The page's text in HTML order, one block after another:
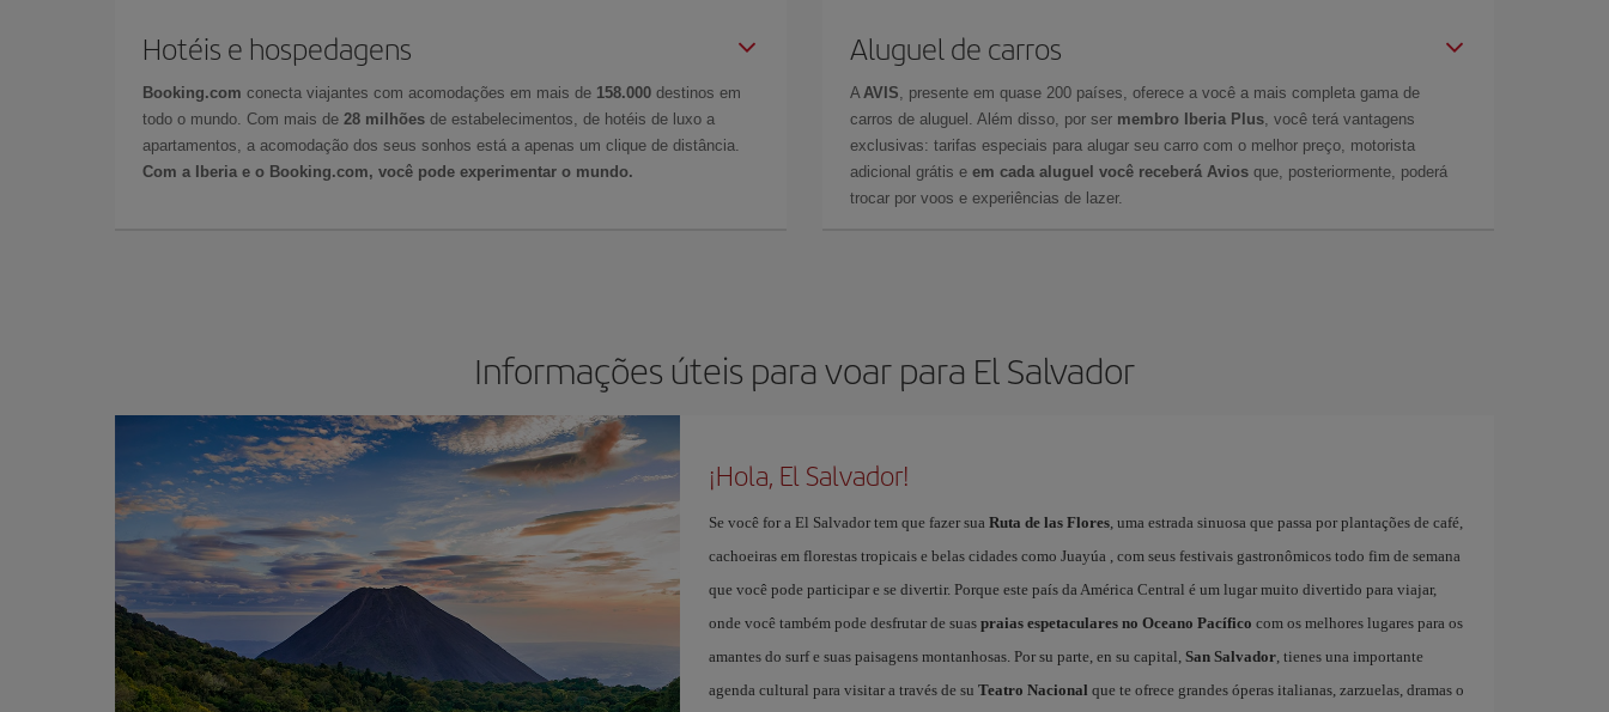
Hotéis e hospedagens
Booking.com conecta viajantes com acomodações em mais de 158.000 destinos em
todo o mundo. Com mais de 28 milhões de estabelecimentos, de hotéis de luxo a
apartamentos, a acomodação dos seus sonhos está a apenas um clique de distância.
Com a Iberia e o Booking.com, você pode experimentar o mundo.
Aluguel de carros
A AVIS , presente em quase 200 países, oferece a você a mais completa gama de
carros de aluguel. Além disso, por ser membro Iberia Plus , você terá vantagens
exclusivas: tarifas especiais para alugar seu carro com o melhor preço, motorista
adicional grátis e em cada aluguel você receberá Avios que, posteriormente, poderá
trocar por voos e experiências de lazer.
Informações úteis para voar para El Salvador
¡Hola, El Salvador!
Se você for a El Salvador tem que fazer sua Ruta de las Flores, uma estrada sinuosa que passa por plantações de café,
cachoeiras em florestas tropicais e belas cidades como Juayúa , com seus festivais gastronômicos todo fim de semana
que você pode participar e se divertir. Porque este país da América Central é um lugar muito divertido para viajar,
onde você também pode desfrutar de suas praias espetaculares no Oceano Pacífico com os melhores lugares para os
amantes do surf e suas paisagens montanhosas. Por su parte, en su capital, San Salvador, tienes una importante
agenda cultural para visitar a través de su Teatro Nacional que te ofrece grandes óperas italianas, zarzuelas, dramas o